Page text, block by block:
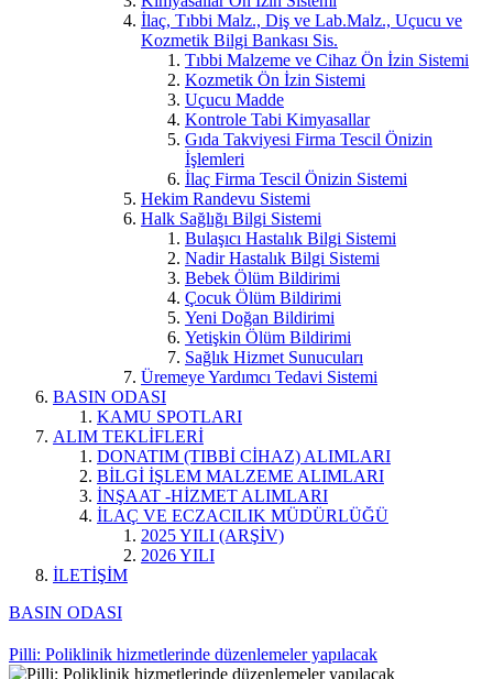
İlaç, Tıbbi Malz., Diş ve Lab.Malz., Uçucu ve
Kozmetik Bilgi Bankası Sis.
Tıbbi Malzeme ve Cihaz Ön İzin Sistemi
Kozmetik Ön İzin Sistemi
Uçucu Madde
Kontrole Tabi Kimyasallar
Gıda Takviyesi Firma Tescil Önizin
İşlemleri
İlaç Firma Tescil Önizin Sistemi
Hekim Randevu Sistemi
Halk Sağlığı Bilgi Sistemi
Bulaşıcı Hastalık Bilgi Sistemi
Nadir Hastalık Bilgi Sistemi
Bebek Ölüm Bildirimi
Çocuk Ölüm Bildirimi
Yeni Doğan Bildirimi
Yetişkin Ölüm Bildirimi
Sağlık Hizmet Sunucuları
Üremeye Yardımcı Tedavi Sistemi
BASIN ODASI
KAMU SPOTLARI
ALIM TEKLİFLERİ
DONATIM (TIBBİ CİHAZ) ALIMLARI
BİLGİ İŞLEM MALZEME ALIMLARI
İNŞAAT -HİZMET ALIMLARI
İLAÇ VE ECZACILIK MÜDÜRLÜĞÜ
2025 YILI (ARŞİV)
2026 YILI
İLETİŞİM
BASIN ODASI
Pilli: Poliklinik hizmetlerinde düzenlemeler yapılacak